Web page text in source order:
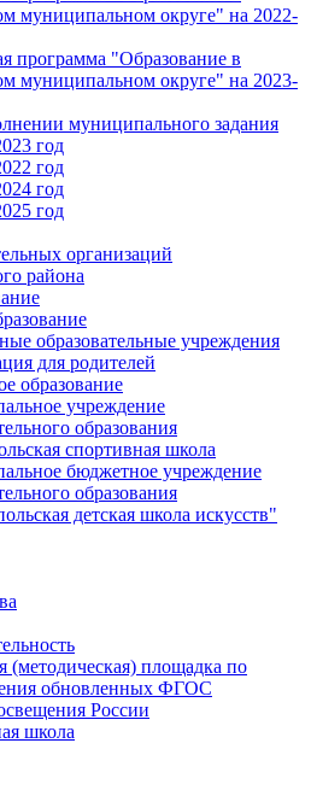
муниципальном округе" на 2022-
программа "Образование в
муниципальном округе" на 2023-
муниципального задания
год
год
год
год
организаций
района
образовательные учреждения
для родителей
образование
учреждение
образования
спортивная школа
бюджетное учреждение
образования
детская школа искусств"
(методическая) площадка по
обновленных ФГОС
России
школа